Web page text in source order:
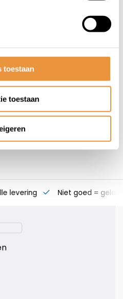
toestaan
toestaan
levering Niet goed = geld